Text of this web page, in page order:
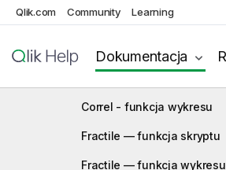
Qlik.com Community Learning
Dokumentacja
Avg — funkcja skryptu
Avg - funkcja wykresu
Correl - funkcja wykresu
Fractile — funkcja skryptu
Fractile — funkcja wykresu